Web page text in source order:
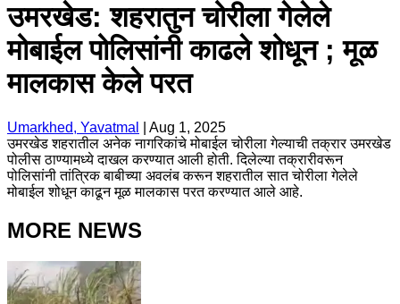
उमरखेड: शहरातुन चोरीला गेलेले
मोबाईल पोलिसांनी काढले शोधून ; मूळ
मालकास केले परत
Umarkhed, Yavatmal
Aug 1, 2025
उमरखेड शहरातील अनेक नागरिकांचे मोबाईल चोरीला गेल्याची तक्रार उमरखेड
पोलीस ठाण्यामध्ये दाखल करण्यात आली होती. दिलेल्या तक्रारीवरून
पोलिसांनी तांत्रिक बाबीच्या अवलंब करून शहरातील सात चोरीला गेलेले
मोबाईल शोधून काढून मूळ मालकास परत करण्यात आले आहे.
MORE NEWS